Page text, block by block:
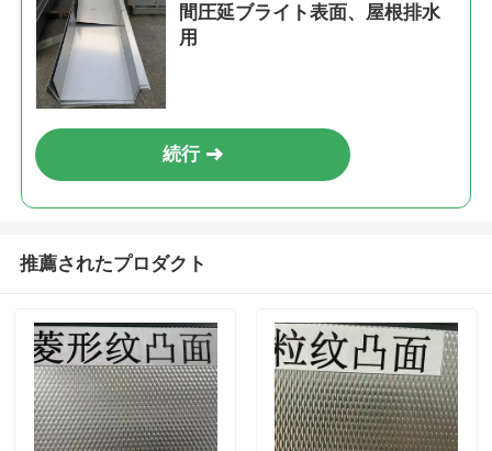
間圧延ブライト表面、屋根排水
用
続行
推薦されたプロダクト